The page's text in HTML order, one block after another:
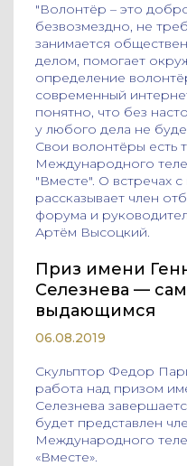
"Волонтёр – это
безвозмездно, не
занимается
делом, помогает
определение
современный
понятно, что без
у любого дела не
Свои волонтёры есть
Международного
"Вместе". О встречах
рассказывает член
форума и
Артём Высоцкий.
Приз имени
Селезнева —
выдающимся
06.08.2019
Cкульптор Федор
работа над призом
Селезнева
будет представлен
Международного
«Вместе».